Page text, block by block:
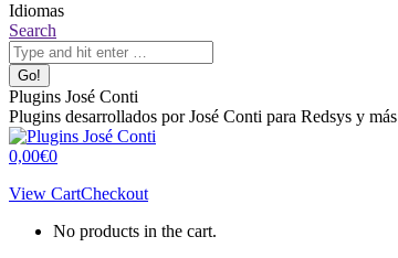
Idiomas
X
page
opens
in
new
window
Github
page
opens
in
new
window
Search:
Search
Plugins José Conti
Plugins desarrollados por José Conti para Redsys y más
0,00€0
View CartCheckout
No products in the cart.